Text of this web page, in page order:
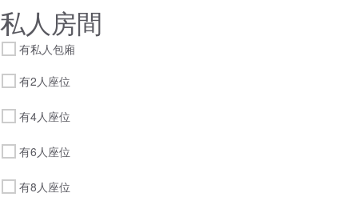
私人房間
有私人包廂
有2人座位
有4人座位
有6人座位
有8人座位